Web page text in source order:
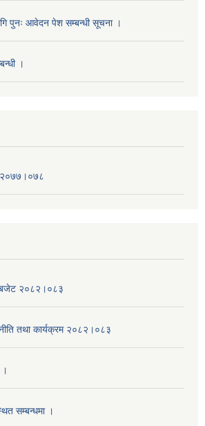
पुनः आवेदन पेश सम्बन्धी सूचना ।
।
२०७७।०७८
बजेट २०८२।०८३
तथा कार्यक्रम २०८२।०८३
।
सम्बन्धमा ।